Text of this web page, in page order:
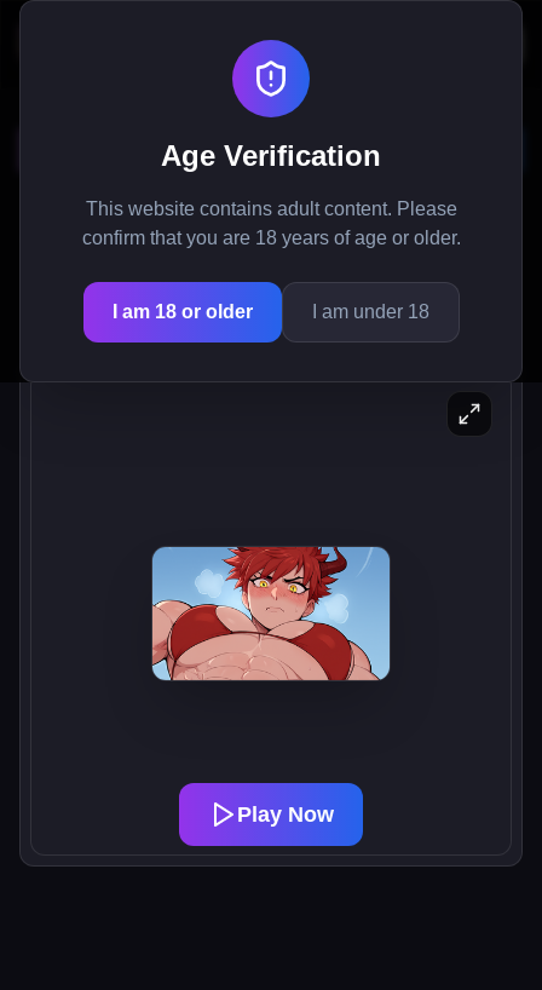
Age Verification
This website contains adult content. Please
confirm that you are 18 years of age or older.
I am 18 or older I am under 18
Monster Tutor
ก้าวเข้าสู่โลกของ Netherworld Academy ในฐานะ
ศาสตราจารย์มนุษย์ที่มีหน้าที่สอนสาวมอนสเตอร์ที่ไม่
และ Josa ขณะที่คุณค้นหาการผจญภัยที่น่ากลัวนี้.
Play Now